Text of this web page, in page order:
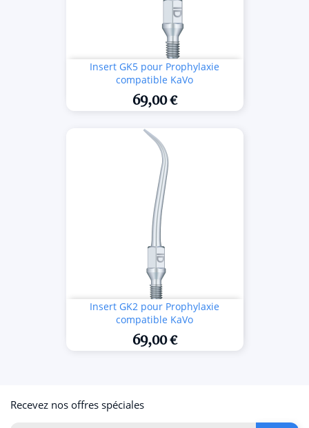
Insert GK5 pour Prophylaxie
compatible KaVo
69,00 €
Insert GK2 pour Prophylaxie
compatible KaVo
69,00 €
Recevez nos offres spéciales